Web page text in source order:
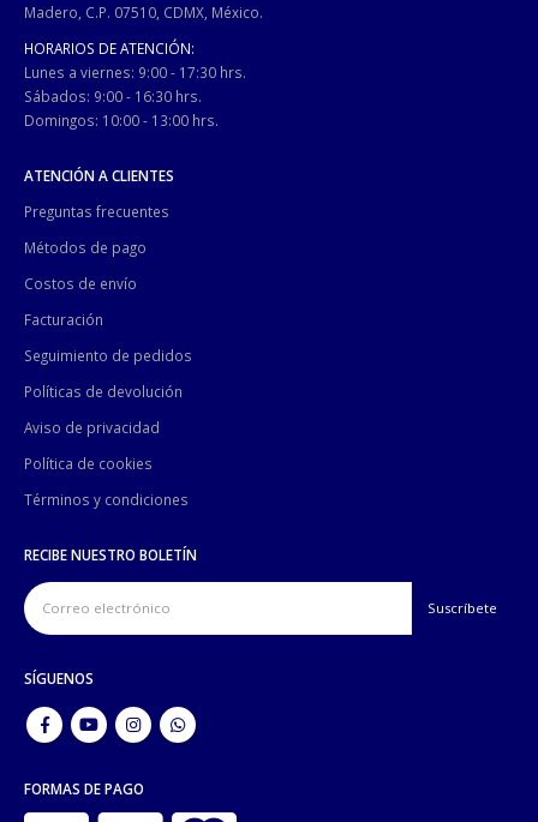
Madero, C.P. 07510, CDMX, México.
HORARIOS DE ATENCIÓN:
Lunes a viernes: 9:00 - 17:30 hrs.
Sábados: 9:00 - 16:30 hrs.
Domingos: 10:00 - 13:00 hrs.
ATENCIÓN A CLIENTES
Preguntas frecuentes
Métodos de pago
Costos de envío
Facturación
Seguimiento de pedidos
Políticas de devolución
Aviso de privacidad
Política de cookies
Términos y condiciones
RECIBE NUESTRO BOLETÍN
SÍGUENOS
FORMAS DE PAGO